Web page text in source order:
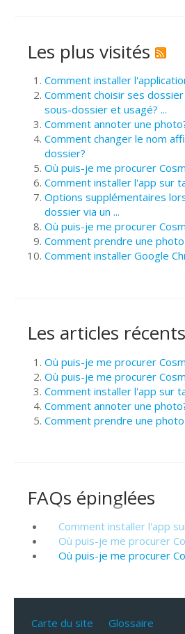
Les plus visités
Comment installer
Comment choisir ses
sous-dossier et usagé? ...
Comment annoter une
Comment changer le nom
dossier?
Où puis-je me procurer
Comment installer l'app sur
Options supplémentaires
dossier via un ...
Où puis-je me procurer
Comment prendre une photo
Comment installer Google
Les articles
Où puis-je me procurer
Où puis-je me procurer
Comment installer l'app sur
Comment annoter une
Comment prendre une photo
FAQs épinglées
Comment installer l'app
Où puis-je me procurer
Où puis-je me procurer
Carte du site Glossaire